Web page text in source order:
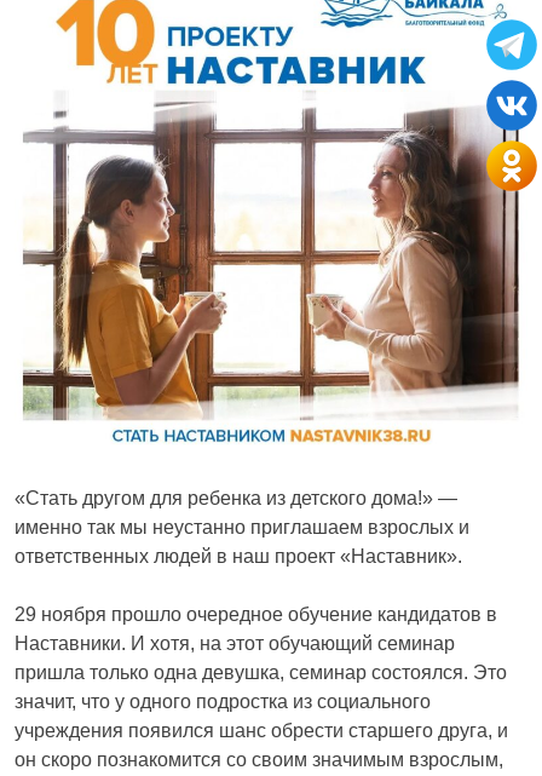
«Стать другом для ребенка из детского дома!» —
именно так мы неустанно приглашаем взрослых и
ответственных людей в наш проект «Наставник».
29 ноября прошло очередное обучение кандидатов в
Наставники. И хотя, на этот обучающий семинар
пришла только одна девушка, семинар состоялся. Это
значит, что у одного подростка из социального
учреждения появился шанс обрести старшего друга, и
он скоро познакомится со своим значимым взрослым,